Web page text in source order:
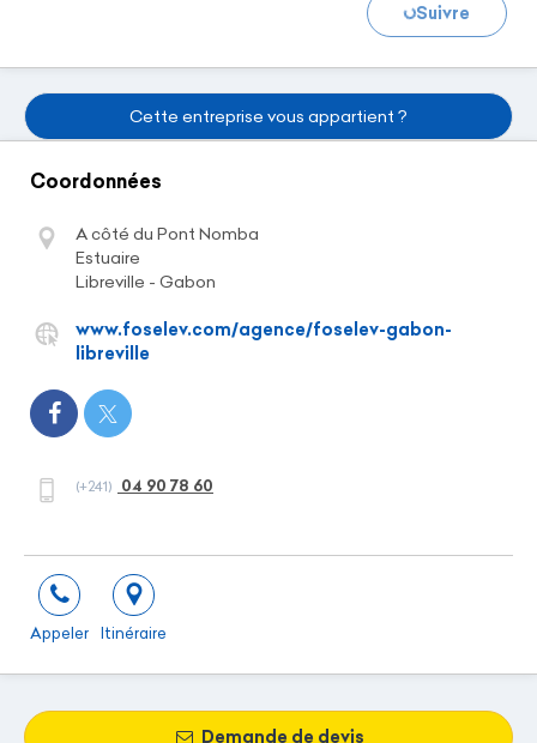
Chargement...
Suivre
Cette entreprise vous appartient ?
Coordonnées
A côté du Pont Nomba
Estuaire
Libreville - Gabon
www.foselev.com/agence/foselev-gabon-
libreville
(+241) 04 90 78 60
Appeler Itinéraire
Demande de devis